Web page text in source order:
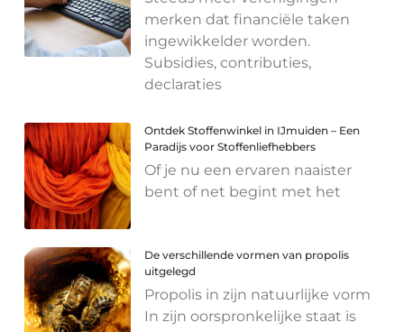
merken dat financiële taken
ingewikkelder worden.
Subsidies, contributies,
declaraties
Ontdek Stoffenwinkel in IJmuiden – Een
Paradijs voor Stoffenliefhebbers
Of je nu een ervaren naaister
bent of net begint met het
De verschillende vormen van propolis
uitgelegd
Propolis in zijn natuurlijke vorm
In zijn oorspronkelijke staat is